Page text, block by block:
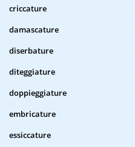
criccature
damascature
diserbature
diteggiature
doppieggiature
embricature
essiccature